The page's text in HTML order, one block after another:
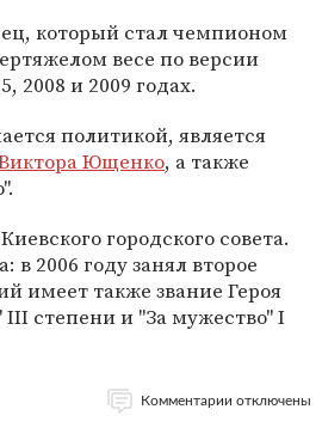
который стал чемпионом
весе по версии
2008 и 2009 годах.
политикой, является
Ющенко, а также
городского совета.
2006 году занял второе
имеет также звание Героя
степени и "За мужество" I
Комментарии отключены